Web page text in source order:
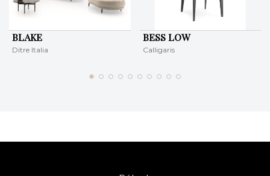
BLAKE
Ditre Italia
BESS LOW
Calligaris